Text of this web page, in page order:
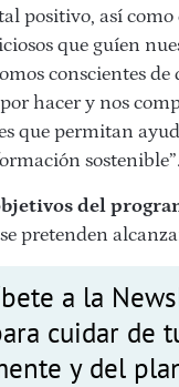
positivo, así
que guíen
conscientes de
hacer y nos
que permitan
sostenible”.
del
pretenden
a la
cuidar de
y del